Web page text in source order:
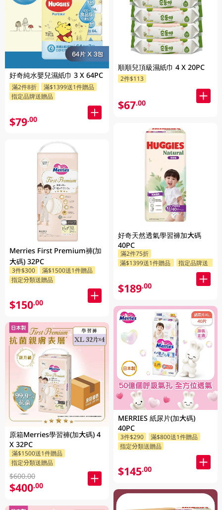
好奇純水嬰兒濕紙巾 3 X 64PC
滿2件8折
滿$1399送1件贈品
指定品牌送贈品
$79.00
Merries First Premium褲(加
大碼) 32PC
3件$300
滿$1500送1件贈品
指定分類送贈品
$150.00
原箱Merries學習褲(加大碼) 4
X 32PC
滿$1500送1件贈品
指定分類送贈品
$600.00
$400.00
順順兒頂級濕紙巾 4 X 20PC
2件$113
$67.00
好奇天然透氣學習褲加大碼
40PC
滿2件75折
滿$1399送1件贈品
指定品牌送贈品
$189.00
MERRIES 紙尿片(加大碼)
40PC
3件$290
滿$800送1件贈品
指定分類送贈品
$145.00